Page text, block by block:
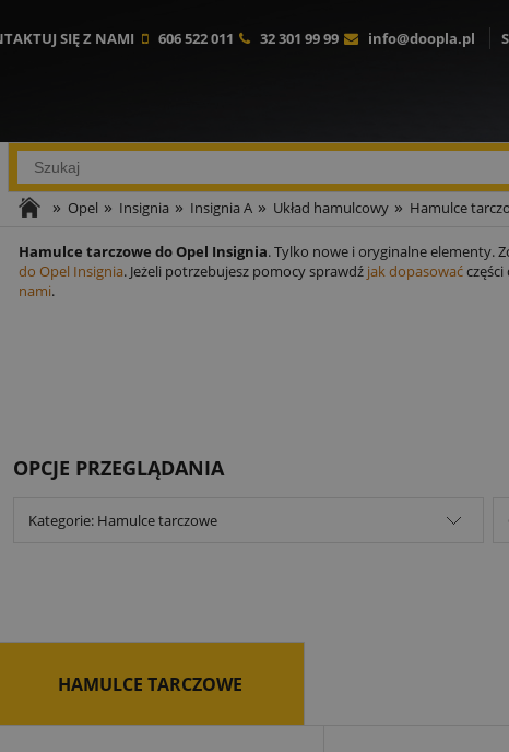
SIĘ Z NAMI 606 522 011 32 301 99 99 info@doopla.pl
» Opel » Insignia » Insignia A » Układ hamulcowy » Hamulce
Hamulce tarczowe do Opel Insignia. Tylko nowe i oryginalne elementy.
do Opel Insignia. Jeżeli potrzebujesz pomocy sprawdź jak dopasować
nami.
OPCJE PRZEGLĄDANIA
Kategorie: Hamulce tarczowe
HAMULCE TARCZOWE